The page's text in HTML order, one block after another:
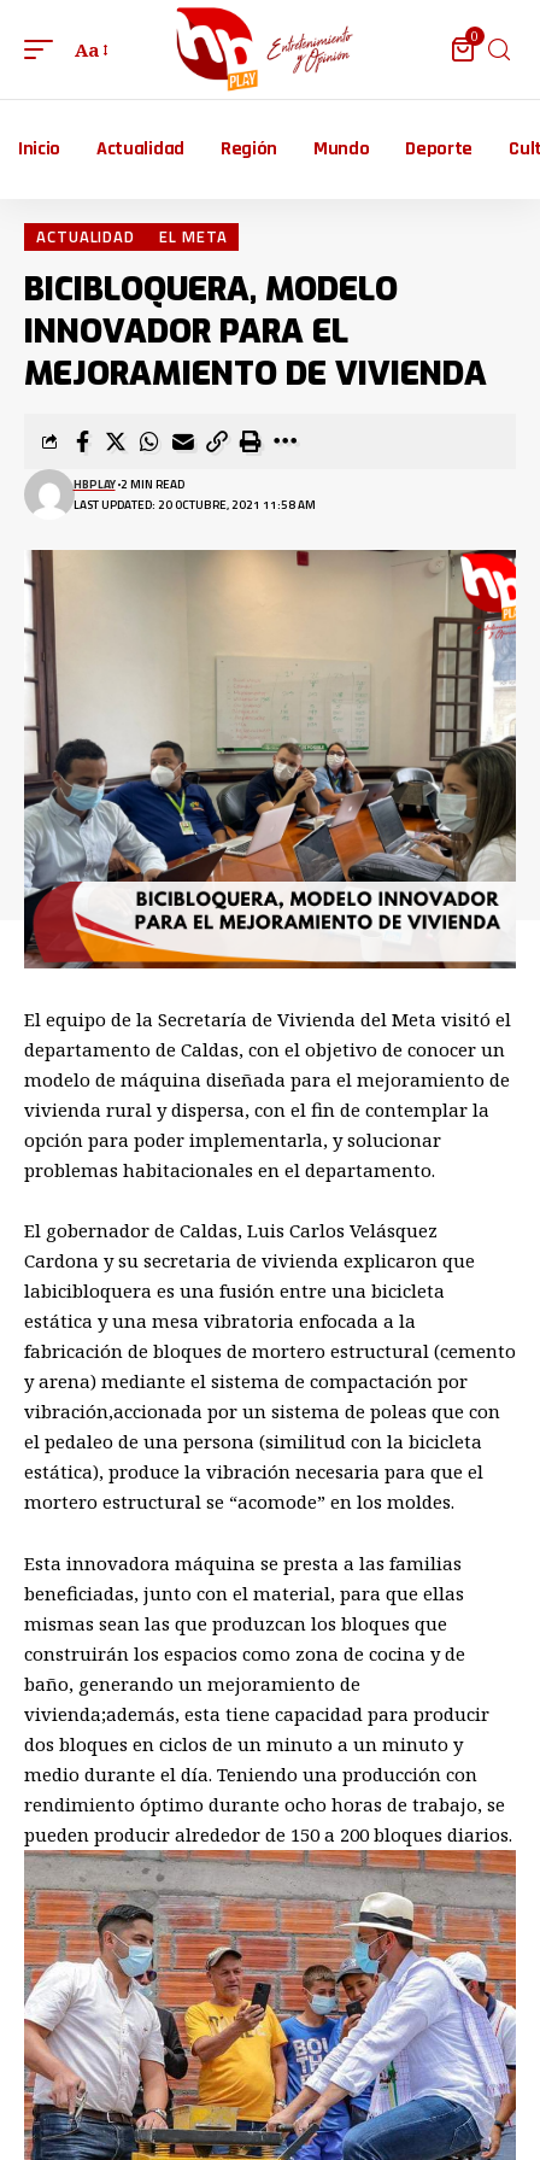
Aa
0
Inicio Actualidad Región Mundo Deporte
ACTUALIDAD EL META
BICIBLOQUERA, MODELO
INNOVADOR PARA EL
MEJORAMIENTO DE VIVIENDA
LAST UPDATED: 20 OCTUBRE, 2021 11:58 AM
HBPLAY 2 MIN READ
El equipo de la Secretaría de Vivienda del Meta visitó el
departamento de Caldas, con el objetivo de conocer un
modelo de máquina diseñada para el mejoramiento de
vivienda rural y dispersa, con el fin de contemplar la
opción para poder implementarla, y solucionar
problemas habitacionales en el departamento.
El gobernador de Caldas, Luis Carlos Velásquez
Cardona y su secretaria de vivienda explicaron que
labicibloquera es una fusión entre una bicicleta
estática y una mesa vibratoria enfocada a la
fabricación de bloques de mortero estructural (cemento
y arena) mediante el sistema de compactación por
vibración,accionada por un sistema de poleas que con
el pedaleo de una persona (similitud con la bicicleta
estática), produce la vibración necesaria para que el
mortero estructural se “acomode” en los moldes.
Esta innovadora máquina se presta a las familias
beneficiadas, junto con el material, para que ellas
mismas sean las que produzcan los bloques que
construirán los espacios como zona de cocina y de
baño, generando un mejoramiento de
vivienda;además, esta tiene capacidad para producir
dos bloques en ciclos de un minuto a un minuto y
medio durante el día. Teniendo una producción con
rendimiento óptimo durante ocho horas de trabajo, se
pueden producir alrededor de 150 a 200 bloques diarios.